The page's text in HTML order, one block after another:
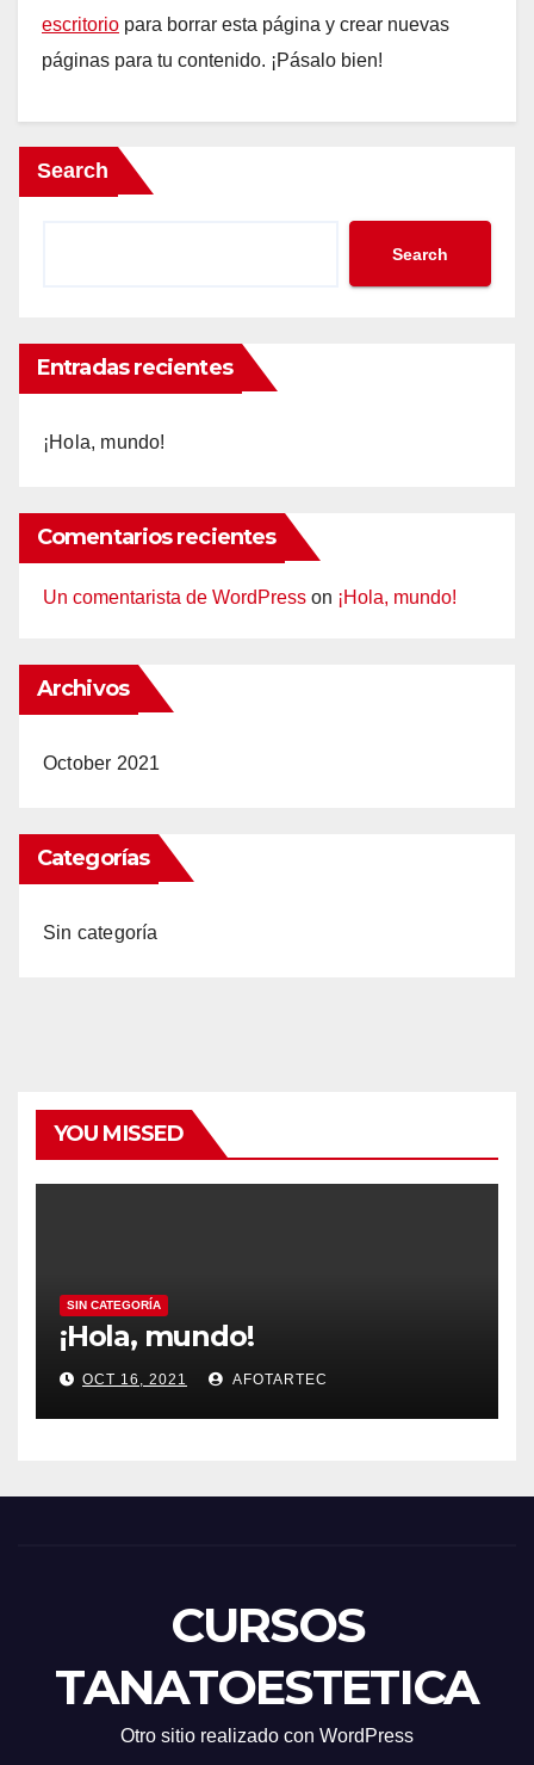
escritorio para borrar esta página y crear nuevas
páginas para tu contenido. ¡Pásalo bien!
Search
Search
Entradas recientes
¡Hola, mundo!
Comentarios recientes
Un comentarista de WordPress on ¡Hola, mundo!
Archivos
October 2021
Categorías
Sin categoría
YOU MISSED
SIN CATEGORÍA
¡Hola, mundo!
OCT 16, 2021 AFOTARTEC
CURSOS
TANATOESTETICA
Otro sitio realizado con WordPress